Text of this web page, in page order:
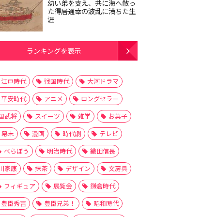
幼い弟を支え、共に海へ散っ
た得居通幸の波乱に満ちた生
涯
ランキングを表示
江戸時代 戦国時代
大河ドラマ
平安時代
アニメ
ロングセラー
武将
スイーツ 雑学
お菓子
幕末
漫画 時代劇
テレビ
べらぼう
明治時代
織田信長
家康
抹茶 デザイン
文房具
フィギュア
展覧会
鎌倉時代
豊臣秀吉
豊臣兄弟！
昭和時代